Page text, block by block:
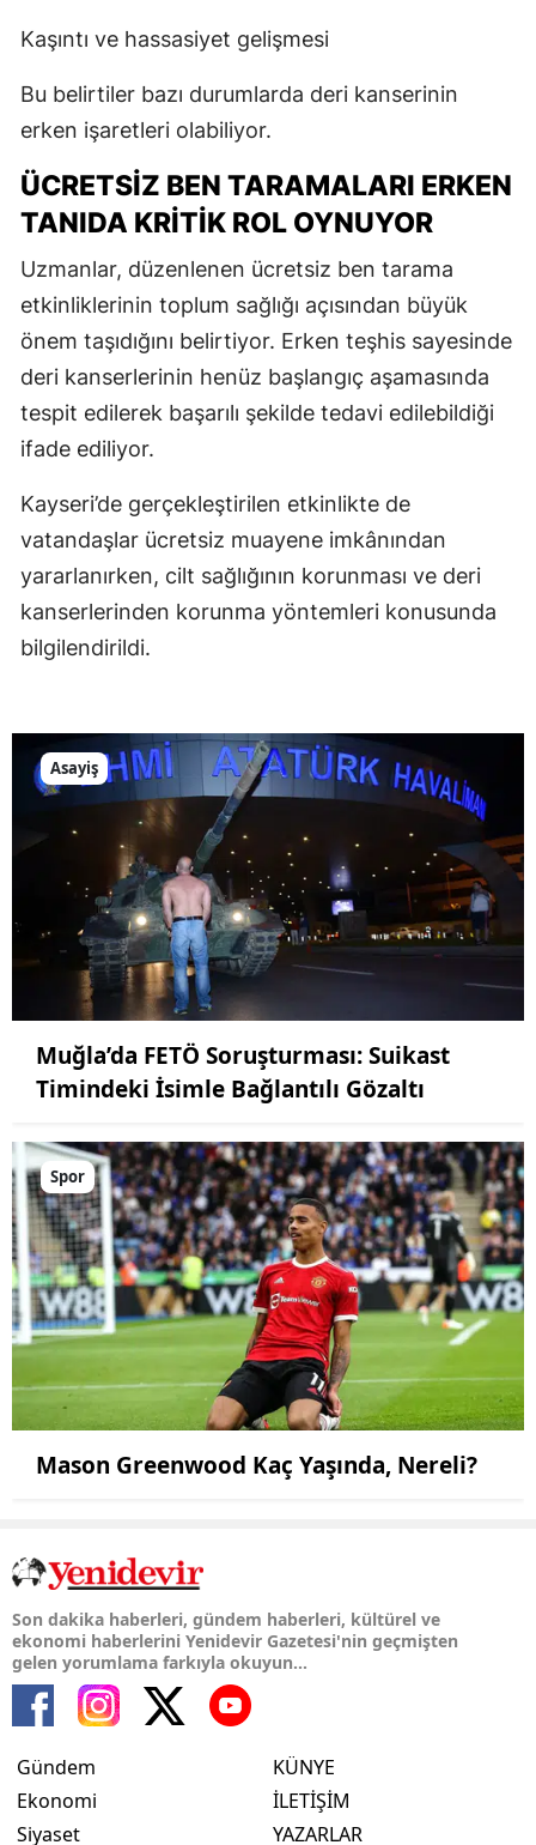
Kaşıntı ve hassasiyet gelişmesi
Bu belirtiler bazı durumlarda deri kanserinin
erken işaretleri olabiliyor.
ÜCRETSIZ BEN TARAMALARI ERKEN
TANIDA KRITIK ROL OYNUYOR
Uzmanlar, düzenlenen ücretsiz ben tarama
etkinliklerinin toplum sağlığı açısından büyük
önem taşıdığını belirtiyor. Erken teşhis sayesinde
deri kanserlerinin henüz başlangıç aşamasında
tespit edilerek başarılı şekilde tedavi edilebildiği
ifade ediliyor.
Kayseri’de gerçekleştirilen etkinlikte de
vatandaşlar ücretsiz muayene imkânından
yararlanırken, cilt sağlığının korunması ve deri
kanserlerinden korunma yöntemleri konusunda
bilgilendirildi.
Asayiş
Muğla’da FETÖ Soruşturması: Suikast
Timindeki İsimle Bağlantılı Gözaltı
Spor
Mason Greenwood Kaç Yaşında, Nereli?
Son dakika haberleri, gündem haberleri, kültürel ve
ekonomi haberlerini Yenidevir Gazetesi'nin geçmişten
gelen yorumlama farkıyla okuyun...
Gündem
Ekonomi
Siyaset
KÜNYE
İLETİŞİM
YAZARLAR